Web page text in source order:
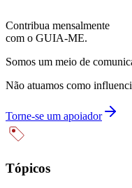
Contribua mensalmente
com o GUIA-ME.
Somos um meio de
Não atuamos como
Torne-se um apoiador
Tópicos